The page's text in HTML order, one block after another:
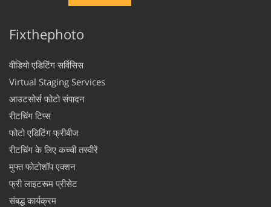
Fixthephoto
वीडियो एडिटिंग सर्विसिस
Virtual Staging Services
आउटसोर्स फोटो संपादन
रीटचिंग टिप्स
फोटो एडिटिंग फ्रीबीज
रीटचिंग के लिए कच्ची तस्वीरें
मुफ्त फोटोशॉप एक्शन
फ्री लाइटरूम प्रीसेट
संबद्ध कार्यक्रम